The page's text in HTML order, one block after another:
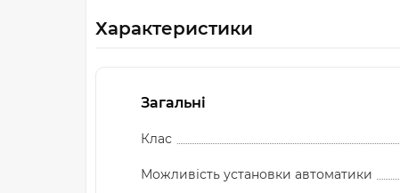
Характеристики
Загальні
Клас
Можливість установки автоматики